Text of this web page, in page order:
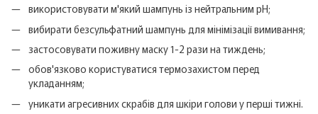
використовувати м'який шампунь із нейтральним pH;
вибирати безсульфатний шампунь для мінімізації вимивання;
застосовувати поживну маску 1-2 рази на тиждень;
обов'язково користуватися термозахистом перед
укладанням;
уникати агресивних скрабів для шкіри голови у перші тижні.